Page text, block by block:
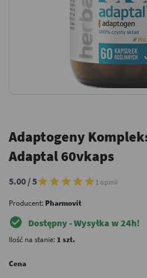
Adaptogeny
Adaptal 60vkaps
5.00 / 5 1 opinii
Producent: Pharmovit
check_circle Dostępny - Wysyłka w 24h!
Ilość na stanie: 1 szt.
Cena